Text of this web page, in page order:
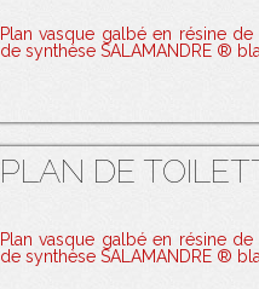
Plan vasque galbé en résine
de synthèse SALAMANDRE ®
PLAN DE
Plan vasque galbé en résine
de synthèse SALAMANDRE ®